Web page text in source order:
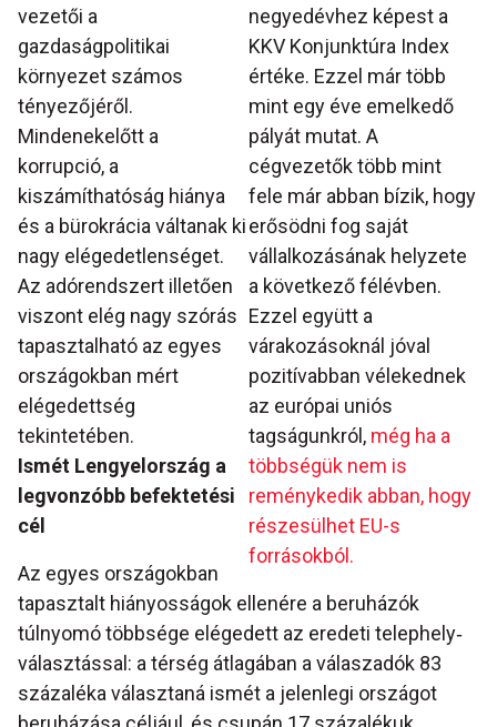
negyedévhez képest a
KKV Konjunktúra Index
értéke. Ezzel már több
mint egy éve emelkedő
pályát mutat. A
cégvezetők több mint
fele már abban bízik, hogy
erősödni fog saját
vállalkozásának helyzete
a következő félévben.
Ezzel együtt a
várakozásoknál jóval
pozitívabban vélekednek
az európai uniós
tagságunkról, még ha a
többségük nem is
reménykedik abban, hogy
részesülhet EU-s
forrásokból.
vezetői a
gazdaságpolitikai
környezet számos
tényezőjéről.
Mindenekelőtt a
korrupció, a
kiszámíthatóság hiánya
és a bürokrácia váltanak ki
nagy elégedetlenséget.
Az adórendszert illetően
viszont elég nagy szórás
tapasztalható az egyes
országokban mért
elégedettség
tekintetében.
Ismét Lengyelország a
legvonzóbb befektetési
cél
Az egyes országokban
tapasztalt hiányosságok ellenére a beruházók
túlnyomó többsége elégedett az eredeti telephely‐
választással: a térség átlagában a válaszadók 83
százaléka választaná ismét a jelenlegi országot